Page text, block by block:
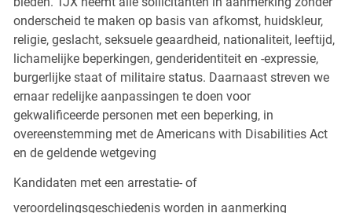
onderscheid te maken op basis van afkomst, huidskleur,
religie, geslacht, seksuele geaardheid, nationaliteit, leeftijd,
lichamelijke beperkingen, genderidentiteit en -expressie,
burgerlijke staat of militaire status. Daarnaast streven we
ernaar redelijke aanpassingen te doen voor
gekwalificeerde personen met een beperking, in
overeenstemming met de Americans with Disabilities Act
en de geldende wetgeving
Kandidaten met een arrestatie- of
veroordelingsgeschiedenis worden in aanmerking